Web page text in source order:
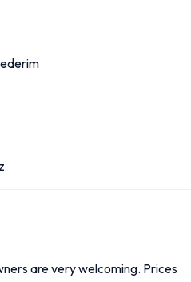
are very welcoming. Prices